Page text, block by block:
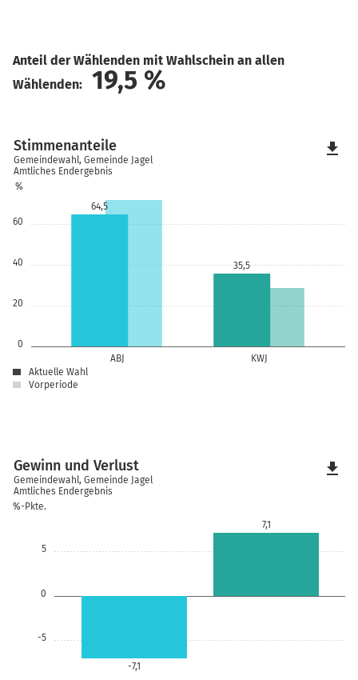
Anteil der Wählenden mit Wahlschein an allen
Wählenden:
19,5 %
0
20
40
60
%
ABJ KWJ
64,5
35,5
Stimmenanteile
Gemeindewahl, Gemeinde Jagel
Amtliches Endergebnis
Aktuelle Wahl
Vorperiode
file_download
-5
0
5
%-Pkte.
-7,1
7,1
Gewinn und Verlust
Gemeindewahl, Gemeinde Jagel
Amtliches Endergebnis
file_download